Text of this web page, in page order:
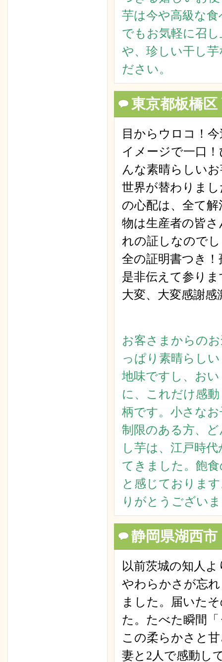
芋は今や高級な
でもお気軽に召
や、珍しい干し
ださい。
東京都板橋
目からウロコ！
イメージで一口
んな素晴らしい
世界が替わりま
の心配は、全て
物は生産者の皆
れの証しなので
全の証明書つき
是非伝えて参り
大変、大変感謝感
お客さまからの
っぱり素晴らし
地味ですし、お
に、これだけ感
柄です。小さな
制限のある方、
し芋は、江戸時
てきました。飽
と感じておりま
りがとうござい
静岡県湖西
以前茨城の知人
やわらかさが忘
ました。届いた
た。たべた瞬間
この柔らかさと
妻と2人で感動し